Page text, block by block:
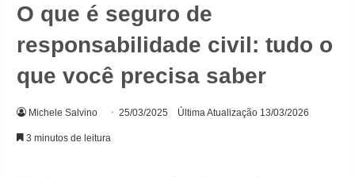
O que é seguro de
responsabilidade civil: tudo o
que você precisa saber
Michele Salvino 25/03/2025 Última Atualização 13/03/2026
3 minutos de leitura